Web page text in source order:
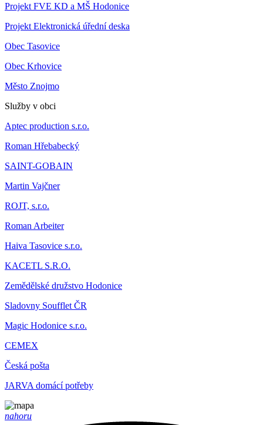
Projekt FVE KD a MŠ Hodonice
Projekt Elektronická úřední deska
Obec Tasovice
Obec Krhovice
Město Znojmo
Služby v obci
Aptec production s.r.o.
Roman Hřebabecký
SAINT-GOBAIN
Martin Vajčner
ROJT, s.r.o.
Roman Arbeiter
Haiva Tasovice s.r.o.
KACETL S.R.O.
Zemědělské družstvo Hodonice
Sladovny Soufflet ČR
Magic Hodonice s.r.o.
CEMEX
Česká pošta
JARVA domácí potřeby
nahoru